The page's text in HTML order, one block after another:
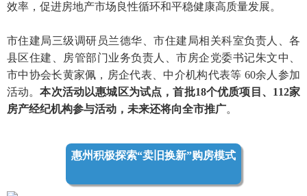
效率，促进房地产市场良性循环和平稳健康高质量发展。
市住建局三级调研员兰德华、市住建局相关科室负责人、各
县区住建、房管部门业务负责人、市房企党委书记朱文中、
市中协会长黄家佩，房企代表、中介机构代表等 60余人参加
活动。本次活动以惠城区为试点，首批18个优质项目、112家
房产经纪机构参与活动，未来还将向全市推广。
惠州积极探索“卖旧换新”购房模式